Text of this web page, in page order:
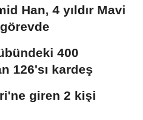
Han, 4 yıldır Mavi
400
126'sı kardeş
giren 2 kişi